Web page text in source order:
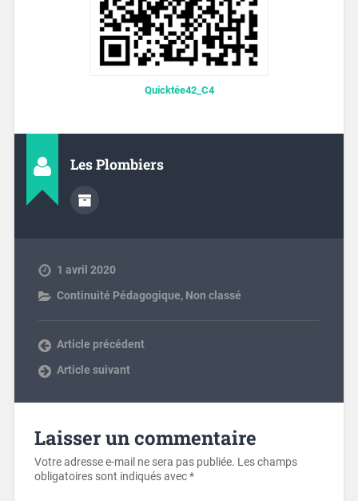
Quicktée42_C4
Les Plombiers
1 avril 2020
Continuité Pédagogique, Non classé
Article précédent
Article suivant
Laisser un commentaire
Votre adresse e-mail ne sera pas publiée. Les champs
obligatoires sont indiqués avec*